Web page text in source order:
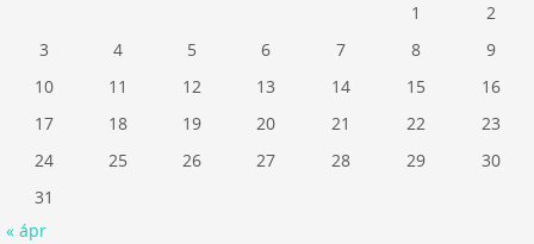
1
2
3
4 5 6 7 8
9
10
11 12 13 14 15
16
17
18 19 20 21 22
23
24
25 26 27 28 29
30
31
« ápr